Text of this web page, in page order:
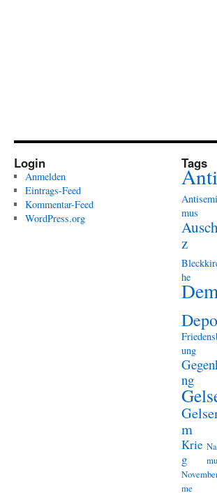
Login
Anmelden
Eintrags-Feed
Kommentar-Feed
WordPress.org
Tags
mus
z
he
ung
ng
m
Krie
g
me